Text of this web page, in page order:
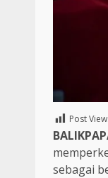
Post
sebagai